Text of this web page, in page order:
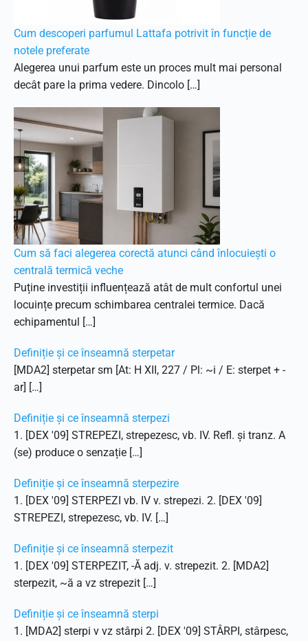
Cum descoperi parfumul Lattafa potrivit în funcție de
notele preferate
Alegerea unui parfum este un proces mult mai personal
decât pare la prima vedere. Dincolo […]
Cum să faci alegerea corectă atunci când înlocuiești o
centrală termică veche
Puține investiții influențează atât de mult confortul unei
locuințe precum schimbarea centralei termice. Dacă
echipamentul […]
Definiție și ce înseamnă sterpetar
[MDA2] sterpetar sm [At: H XII, 227 / Pl: ~i / E: sterpet + -
ar] […]
Definiție și ce înseamnă sterpezi
1. [DEX '09] STREPEZI, strepezesc, vb. IV. Refl. și tranz. A
(se) produce o senzație […]
Definiție și ce înseamnă sterpezire
1. [DEX '09] STERPEZI vb. IV v. strepezi. 2. [DEX '09]
STREPEZI, strepezesc, vb. IV. […]
Definiție și ce înseamnă sterpezit
1. [DEX '09] STERPEZIT, -Ă adj. v. strepezit. 2. [MDA2]
sterpezit, ~ă a vz strepezit […]
Definiție și ce înseamnă sterpi
1. [MDA2] sterpi v vz stârpi 2. [DEX '09] STÂRPI, stârpesc,